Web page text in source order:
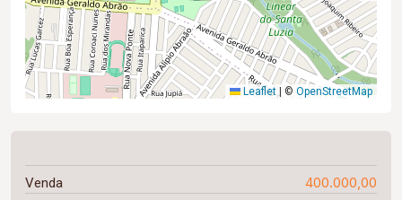
Leaflet © OpenStreetMap
Venda 400.000,00